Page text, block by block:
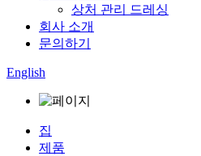
상처 관리 드레싱
회사 소개
문의하기
English
집
제품